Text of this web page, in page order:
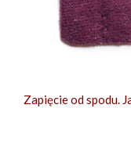
Zapięcie od spodu.